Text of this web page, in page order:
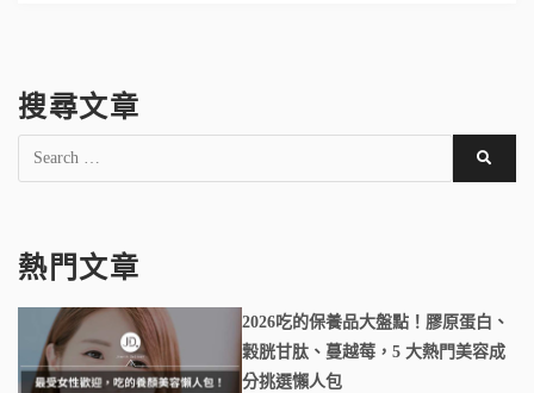
搜尋文章
熱門文章
2026吃的保養品大盤點！膠原蛋白、
穀胱甘肽、蔓越莓，5 大熱門美容成
分挑選懶人包